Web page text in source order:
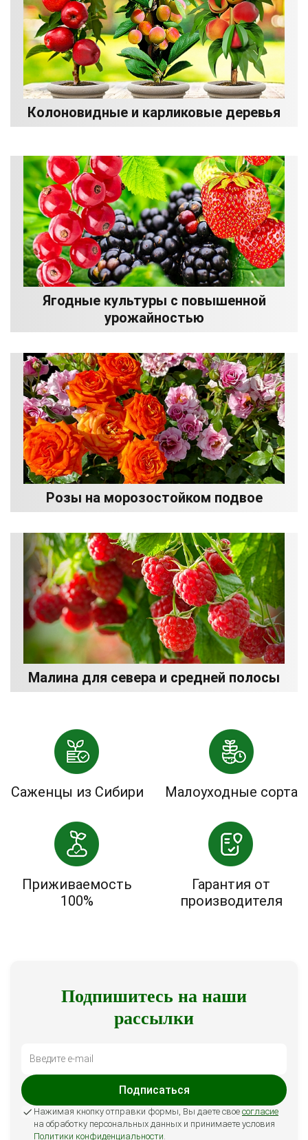
Колоновидные и карликовые деревья
Ягодные культуры с повышенной
урожайностью
Розы на морозостойком подвое
Малина для севера и средней полосы
Саженцы из Сибири Малоуходные сорта
Приживаемость
100%
Гарантия от
производителя
Подпишитесь на наши
рассылки
Подписаться
Нажимая кнопку отправки формы, Вы даете свое согласие
на обработку персональных данных и принимаете условия
Политики конфиденциальности.